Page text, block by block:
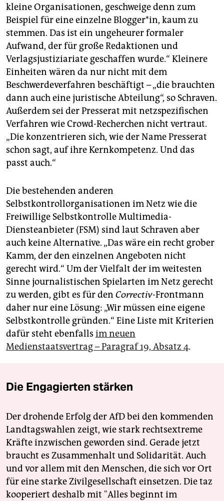
kleine Organisationen, geschweige denn zum
Beispiel für eine einzelne Blogger*in, kaum zu
stemmen. Das ist ein ungeheurer formaler
Aufwand, der für große Redaktionen und
Verlagsjustiziariate geschaffen wurde.“ Kleinere
Einheiten wären da nur nicht mit dem
Beschwerdeverfahren beschäftigt – „die brauchten
dann auch eine juristische Abteilung“, so Schraven.
Außerdem sei der Presserat mit netzspezifischen
Verfahren wie Crowd-Recherchen nicht vertraut.
„Die konzentrieren sich, wie der Name Presserat
schon sagt, auf ihre Kernkompetenz. Und das
passt auch.“
Die bestehenden anderen
Selbstkontrollorganisationen im Netz wie die
Freiwillige Selbstkontrolle Multimedia-
Diensteanbieter (FSM) sind laut Schraven aber
auch keine Alternative. „Das wäre ein recht grober
Kamm, der den einzelnen Angeboten nicht
gerecht wird.“ Um der Vielfalt der im weitesten
Sinne journalistischen Spielarten im Netz gerecht
zu werden, gibt es für den Correctiv-Frontmann
daher nur eine Lösung: „Wir müssen eine eigene
Selbstkontrolle gründen.“ Eine Liste mit Kriterien
dafür steht ebenfalls im neuen
Medienstaatsvertrag – Paragraf 19, Absatz 4.
Die Engagierten stärken
Der drohende Erfolg der AfD bei den kommenden
Landtagswahlen zeigt, wie stark rechtsextreme
Kräfte inzwischen geworden sind. Gerade jetzt
braucht es Zusammenhalt und Solidarität. Auch
und vor allem mit den Menschen, die sich vor Ort
für eine starke Zivilgesellschaft einsetzen. Die taz
kooperiert deshalb mit "Alles beginnt im